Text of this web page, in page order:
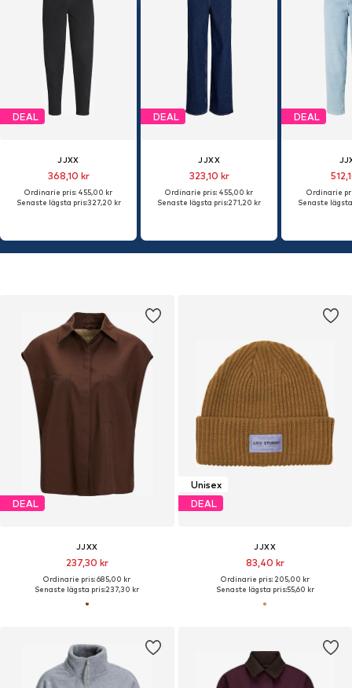
DEAL
JJXX
368,10 kr
Ordinarie pris: 455,00 kr
Senaste lägsta pris:327,20 kr
DEAL
JJXX
323,10 kr
Ordinarie pris: 455,00 kr
Senaste lägsta pris:271,20 kr
DEAL
Ordinarie
Senaste
DEAL
JJXX
237,30 kr
Ordinarie pris: 685,00 kr
Senaste lägsta pris:237,30 kr
Unisex
DEAL
JJXX
83,40 kr
Ordinarie pris: 205,00 kr
Senaste lägsta pris:55,60 kr